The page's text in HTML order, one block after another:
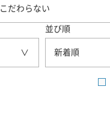
こだわらない
並び順
新着順